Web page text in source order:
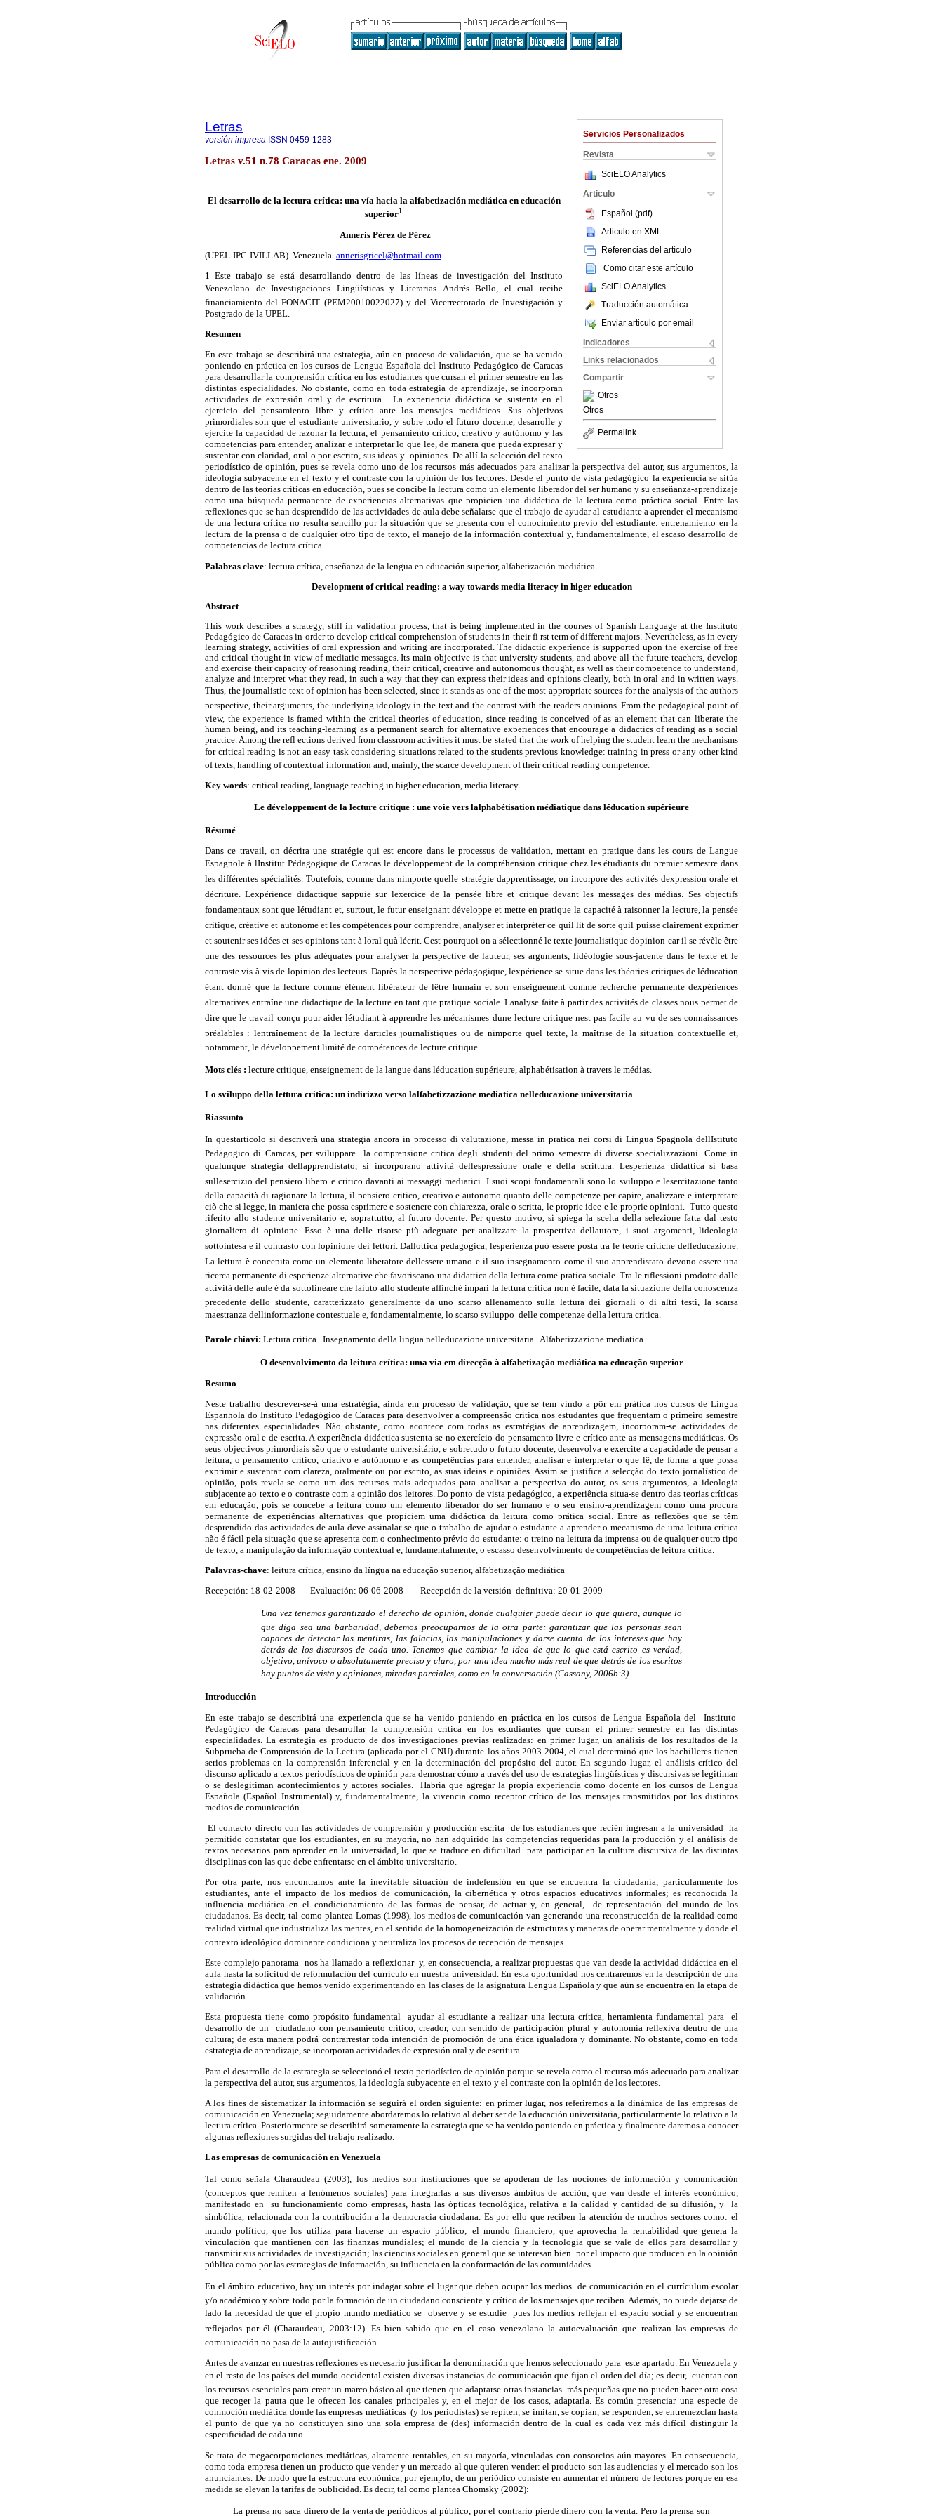
Servicios Personalizados
Revista
SciELO Analytics
Articulo
Español (pdf)
Articulo en XML
Referencias del artículo
Como citar este artículo
SciELO Analytics
Traducción automática
Enviar articulo por email
Indicadores
Links relacionados
Compartir
Otros
Otros
Permalink
Letras
versión impresa ISSN 0459-1283
Letras v.51 n.78 Caracas ene. 2009
El desarrollo de la lectura crítica: una vía hacia la alfabetización mediática en educación
superior1
Anneris Pérez de Pérez
(UPEL-IPC-IVILLAB). Venezuela. annerisgricel@hotmail.com
1 Este trabajo se está desarrollando dentro de las líneas de investigación del Instituto
Venezolano de Investigaciones Lingüísticas y Literarias Andrés Bello, el cual recibe
financiamiento del FONACIT (PEM20010022027) y del Vicerrectorado de Investigación y
Postgrado de la UPEL.
Resumen
En este trabajo se describirá una estrategia, aún en proceso de validación, que se ha venido
poniendo en práctica en los cursos de Lengua Española del Instituto Pedagógico de Caracas
para desarrollar la comprensión crítica en los estudiantes que cursan el primer semestre en las
distintas especialidades. No obstante, como en toda estrategia de aprendizaje, se incorporan
actividades de expresión oral y de escritura. La experiencia didáctica se sustenta en el
ejercicio del pensamiento libre y crítico ante los mensajes mediáticos. Sus objetivos
primordiales son que el estudiante universitario, y sobre todo el futuro docente, desarrolle y
ejercite la capacidad de razonar la lectura, el pensamiento crítico, creativo y autónomo y las
competencias para entender, analizar e interpretar lo que lee, de manera que pueda expresar y
sustentar con claridad, oral o por escrito, sus ideas y opiniones. De allí la selección del texto
periodístico de opinión, pues se revela como uno de los recursos más adecuados para analizar la perspectiva del autor, sus argumentos, la
ideología subyacente en el texto y el contraste con la opinión de los lectores. Desde el punto de vista pedagógico la experiencia se sitúa
dentro de las teorías críticas en educación, pues se concibe la lectura como un elemento liberador del ser humano y su enseñanza-aprendizaje
como una búsqueda permanente de experiencias alternativas que propicien una didáctica de la lectura como práctica social. Entre las
reflexiones que se han desprendido de las actividades de aula debe señalarse que el trabajo de ayudar al estudiante a aprender el mecanismo
de una lectura crítica no resulta sencillo por la situación que se presenta con el conocimiento previo del estudiante: entrenamiento en la
lectura de la prensa o de cualquier otro tipo de texto, el manejo de la información contextual y, fundamentalmente, el escaso desarrollo de
competencias de lectura crítica.
Palabras clave: lectura crítica, enseñanza de la lengua en educación superior, alfabetización mediática.
Development of critical reading: a way towards media literacy in higer education
Abstract
This work describes a strategy, still in validation process, that is being implemented in the courses of Spanish Language at the Instituto
Pedagógico de Caracas in order to develop critical comprehension of students in their fi rst term of different majors. Nevertheless, as in every
learning strategy, activities of oral expression and writing are incorporated. The didactic experience is supported upon the exercise of free
and critical thought in view of mediatic messages. Its main objective is that university students, and above all the future teachers, develop
and exercise their capacity of reasoning reading, their critical, creative and autonomous thought, as well as their competence to understand,
analyze and interpret what they read, in such a way that they can express their ideas and opinions clearly, both in oral and in written ways.
Thus, the journalistic text of opinion has been selected, since it stands as one of the most appropriate sources for the analysis of the authors
perspective, their arguments, the underlying ideology in the text and the contrast with the readers opinions. From the pedagogical point of
view, the experience is framed within the critical theories of education, since reading is conceived of as an element that can liberate the
human being, and its teaching-learning as a permanent search for alternative experiences that encourage a didactics of reading as a social
practice. Among the refl ections derived from classroom activities it must be stated that the work of helping the student learn the mechanisms
for critical reading is not an easy task considering situations related to the students previous knowledge: training in press or any other kind
of texts, handling of contextual information and, mainly, the scarce development of their critical reading competence.
Key words: critical reading, language teaching in higher education, media literacy.
Le développement de la lecture critique : une voie vers lalphabétisation médiatique dans léducation supérieure
Résumé
Dans ce travail, on décrira une stratégie qui est encore dans le processus de validation, mettant en pratique dans les cours de Langue
Espagnole à lInstitut Pédagogique de Caracas le développement de la compréhension critique chez les étudiants du premier semestre dans
les différentes spécialités. Toutefois, comme dans nimporte quelle stratégie dapprentissage, on incorpore des activités dexpression orale et
décriture. Lexpérience didactique sappuie sur lexercice de la pensée libre et critique devant les messages des médias. Ses objectifs
fondamentaux sont que létudiant et, surtout, le futur enseignant développe et mette en pratique la capacité à raisonner la lecture, la pensée
critique, créative et autonome et les compétences pour comprendre, analyser et interpréter ce quil lit de sorte quil puisse clairement exprimer
et soutenir ses idées et ses opinions tant à loral quà lécrit. Cest pourquoi on a sélectionné le texte journalistique dopinion car il se révèle être
une des ressources les plus adéquates pour analyser la perspective de lauteur, ses arguments, lidéologie sous-jacente dans le texte et le
contraste vis-à-vis de lopinion des lecteurs. Daprès la perspective pédagogique, lexpérience se situe dans les théories critiques de léducation
étant donné que la lecture comme élément libérateur de lêtre humain et son enseignement comme recherche permanente dexpériences
alternatives entraîne une didactique de la lecture en tant que pratique sociale. Lanalyse faite à partir des activités de classes nous permet de
dire que le travail conçu pour aider létudiant à apprendre les mécanismes dune lecture critique nest pas facile au vu de ses connaissances
préalables : lentraînement de la lecture darticles journalistiques ou de nimporte quel texte, la maîtrise de la situation contextuelle et,
notamment, le développement limité de compétences de lecture critique.
Mots clés : lecture critique, enseignement de la langue dans léducation supérieure, alphabétisation à travers le médias.
Lo sviluppo della lettura critica: un indirizzo verso lalfabetizzazione mediatica nelleducazione universitaria
Riassunto
In questarticolo si descriverà una strategia ancora in processo di valutazione, messa in pratica nei corsi di Lingua Spagnola dellIstituto
Pedagogico di Caracas, per sviluppare la comprensione critica degli studenti del primo semestre di diverse specializzazioni. Come in
qualunque strategia dellapprendistato, si incorporano attività dellespressione orale e della scrittura. Lesperienza didattica si basa
sullesercizio del pensiero libero e critico davanti ai messaggi mediatici. I suoi scopi fondamentali sono lo sviluppo e lesercitazione tanto
della capacità di ragionare la lettura, il pensiero critico, creativo e autonomo quanto delle competenze per capire, analizzare e interpretare
ciò che si legge, in maniera che possa esprimere e sostenere con chiarezza, orale o scritta, le proprie idee e le proprie opinioni. Tutto questo
riferito allo studente universitario e, soprattutto, al futuro docente. Per questo motivo, si spiega la scelta della selezione fatta dal testo
giornaliero di opinione. Esso è una delle risorse più adeguate per analizzare la prospettiva dellautore, i suoi argomenti, lideologia
sottointesa e il contrasto con lopinione dei lettori. Dallottica pedagogica, lesperienza può essere posta tra le teorie critiche delleducazione.
La lettura è concepita come un elemento liberatore dellessere umano e il suo insegnamento come il suo apprendistato devono essere una
ricerca permanente di esperienze alternative che favoriscano una didattica della lettura come pratica sociale.Tra le riflessioni prodotte dalle
attività delle aule è da sottolineare che laiuto allo studente affinché impari la lettura critica non è facile, data la situazione della conoscenza
precedente dello studente, caratterizzato generalmente da uno scarso allenamento sulla lettura dei giornali o di altri testi, la scarsa
maestranza dellinformazione contestuale e, fondamentalmente, lo scarso sviluppo delle competenze della lettura critica.
Parole chiavi: Lettura critica. Insegnamento della lingua nelleducazione universitaria. Alfabetizzazione mediatica.
O desenvolvimento da leitura crítica: uma via em direcção à alfabetização mediática na educação superior
Resumo
Neste trabalho descrever-se-á uma estratégia, ainda em processo de validação, que se tem vindo a pôr em prática nos cursos de Língua
Espanhola do Instituto Pedagógico de Caracas para desenvolver a compreensão crítica nos estudantes que frequentam o primeiro semestre
nas diferentes especialidades. Não obstante, como acontece com todas as estratégias de aprendizagem, incorporam-se actividades de
expressão oral e de escrita. A experiência didáctica sustenta-se no exercício do pensamento livre e crítico ante as mensagens mediáticas. Os
seus objectivos primordiais são que o estudante universitário, e sobretudo o futuro docente, desenvolva e exercite a capacidade de pensar a
leitura, o pensamento crítico, criativo e autónomo e as competências para entender, analisar e interpretar o que lê, de forma a que possa
exprimir e sustentar com clareza, oralmente ou por escrito, as suas ideias e opiniões. Assim se justifica a selecção do texto jornalístico de
opinião, pois revela-se como um dos recursos mais adequados para analisar a perspectiva do autor, os seus argumentos, a ideologia
subjacente ao texto e o contraste com a opinião dos leitores. Do ponto de vista pedagógico, a experiência situa-se dentro das teorias críticas
em educação, pois se concebe a leitura como um elemento liberador do ser humano e o seu ensino-aprendizagem como uma procura
permanente de experiências alternativas que propiciem uma didáctica da leitura como prática social. Entre as reflexões que se têm
desprendido das actividades de aula deve assinalar-se que o trabalho de ajudar o estudante a aprender o mecanismo de uma leitura crítica
não é fácil pela situação que se apresenta com o conhecimento prévio do estudante: o treino na leitura da imprensa ou de qualquer outro tipo
de texto, a manipulação da informação contextual e, fundamentalmente, o escasso desenvolvimento de competências de leitura crítica.
Palavras-chave: leitura crítica, ensino da língua na educação superior, alfabetização mediática
Recepción: 18-02-2008 Evaluación: 06-06-2008 Recepción de la versión definitiva: 20-01-2009
Una vez tenemos garantizado el derecho de opinión, donde cualquier puede decir lo que quiera, aunque lo
que diga sea una barbaridad, debemos preocuparnos de la otra parte: garantizar que las personas sean
capaces de detectar las mentiras, las falacias, las manipulaciones y darse cuenta de los intereses que hay
detrás de los discursos de cada uno. Tenemos que cambiar la idea de que lo que está escrito es verdad,
objetivo, unívoco o absolutamente preciso y claro, por una idea mucho más real de que detrás de los escritos
hay puntos de vista y opiniones, miradas parciales, como en la conversación (Cassany, 2006b:3)
Introducción
En este trabajo se describirá una experiencia que se ha venido poniendo en práctica en los cursos de Lengua Española del Instituto
Pedagógico de Caracas para desarrollar la comprensión crítica en los estudiantes que cursan el primer semestre en las distintas
especialidades. La estrategia es producto de dos investigaciones previas realizadas: en primer lugar, un análisis de los resultados de la
Subprueba de Comprensión de la Lectura (aplicada por el CNU) durante los años 2003-2004, el cual determinó que los bachilleres tienen
serios problemas en la comprensión inferencial y en la determinación del propósito del autor. En segundo lugar, el análisis crítico del
discurso aplicado a textos periodísticos de opinión para demostrar cómo a través del uso de estrategias lingüísticas y discursivas se legitiman
o se deslegitiman acontecimientos y actores sociales. Habría que agregar la propia experiencia como docente en los cursos de Lengua
Española (Español Instrumental) y, fundamentalmente, la vivencia como receptor crítico de los mensajes transmitidos por los distintos
medios de comunicación.
El contacto directo con las actividades de comprensión y producción escrita de los estudiantes que recién ingresan a la universidad ha
permitido constatar que los estudiantes, en su mayoría, no han adquirido las competencias requeridas para la producción y el análisis de
textos necesarios para aprender en la universidad, lo que se traduce en dificultad para participar en la cultura discursiva de las distintas
disciplinas con las que debe enfrentarse en el ámbito universitario.
Por otra parte, nos encontramos ante la inevitable situación de indefensión en que se encuentra la ciudadanía, particularmente los
estudiantes, ante el impacto de los medios de comunicación, la cibernética y otros espacios educativos informales; es reconocida la
influencia mediática en el condicionamiento de las formas de pensar, de actuar y, en general, de representación del mundo de los
ciudadanos. Es decir, tal como plantea Lomas (1998), los medios de comunicación van generando una reconstrucción de la realidad como
realidad virtual que industrializa las mentes, en el sentido de la homogeneización de estructuras y maneras de operar mentalmente y donde el
contexto ideológico dominante condiciona y neutraliza los procesos de recepción de mensajes.
Este complejo panorama nos ha llamado a reflexionar y, en consecuencia, a realizar propuestas que van desde la actividad didáctica en el
aula hasta la solicitud de reformulación del currículo en nuestra universidad. En esta oportunidad nos centraremos en la descripción de una
estrategia didáctica que hemos venido experimentando en las clases de la asignatura Lengua Española y que aún se encuentra en la etapa de
validación.
Esta propuesta tiene como propósito fundamental ayudar al estudiante a realizar una lectura crítica, herramienta fundamental para el
desarrollo de un ciudadano con pensamiento crítico, creador, con sentido de participación plural y autonomía reflexiva dentro de una
cultura; de esta manera podrá contrarrestar toda intención de promoción de una ética igualadora y dominante. No obstante, como en toda
estrategia de aprendizaje, se incorporan actividades de expresión oral y de escritura.
Para el desarrollo de la estrategia se seleccionó el texto periodístico de opinión porque se revela como el recurso más adecuado para analizar
la perspectiva del autor, sus argumentos, la ideología subyacente en el texto y el contraste con la opinión de los lectores.
A los fines de sistematizar la información se seguirá el orden siguiente: en primer lugar, nos referiremos a la dinámica de las empresas de
comunicación en Venezuela; seguidamente abordaremos lo relativo al deber ser de la educación universitaria, particularmente lo relativo a la
lectura crítica. Posteriormente se describirá someramente la estrategia que se ha venido poniendo en práctica y finalmente daremos a conocer
algunas reflexiones surgidas del trabajo realizado.
Las empresas de comunicación en Venezuela
Tal como señala Charaudeau (2003), los medios son instituciones que se apoderan de las nociones de información y comunicación
(conceptos que remiten a fenómenos sociales) para integrarlas a sus diversos ámbitos de acción, que van desde el interés económico,
manifestado en su funcionamiento como empresas, hasta las ópticas tecnológica, relativa a la calidad y cantidad de su difusión, y la
simbólica, relacionada con la contribución a la democracia ciudadana. Es por ello que reciben la atención de muchos sectores como: el
mundo político, que los utiliza para hacerse un espacio público; el mundo financiero, que aprovecha la rentabilidad que genera la
vinculación que mantienen con las finanzas mundiales; el mundo de la ciencia y la tecnología que se vale de ellos para desarrollar y
transmitir sus actividades de investigación; las ciencias sociales en general que se interesan bien por el impacto que producen en la opinión
pública como por las estrategias de información, su influencia en la conformación de las comunidades.
En el ámbito educativo, hay un interés por indagar sobre el lugar que deben ocupar los medios de comunicación en el currículum escolar
y/o académico y sobre todo por la formación de un ciudadano consciente y crítico de los mensajes que reciben. Además, no puede dejarse de
lado la necesidad de que el propio mundo mediático se observe y se estudie pues los medios reflejan el espacio social y se encuentran
reflejados por él (Charaudeau, 2003:12). Es bien sabido que en el caso venezolano la autoevaluación que realizan las empresas de
comunicación no pasa de la autojustificación.
Antes de avanzar en nuestras reflexiones es necesario justificar la denominación que hemos seleccionado para este apartado. En Venezuela y
en el resto de los países del mundo occidental existen diversas instancias de comunicación que fijan el orden del día; es decir, cuentan con
los recursos esenciales para crear un marco básico al que tienen que adaptarse otras instancias más pequeñas que no pueden hacer otra cosa
que recoger la pauta que le ofrecen los canales principales y, en el mejor de los casos, adaptarla. Es común presenciar una especie de
conmoción mediática donde las empresas mediáticas (y los periodistas) se repiten, se imitan, se copian, se responden, se entremezclan hasta
el punto de que ya no constituyen sino una sola empresa de (des) información dentro de la cual es cada vez más difícil distinguir la
especificidad de cada uno.
Se trata de megacorporaciones mediáticas, altamente rentables, en su mayoría, vinculadas con consorcios aún mayores. En consecuencia,
como toda empresa tienen un producto que vender y un mercado al que quieren vender: el producto son las audiencias y el mercado son los
anunciantes. De modo que la estructura económica, por ejemplo, de un periódico consiste en aumentar el número de lectores porque en esa
medida se elevan la tarifas de publicidad. Es decir, tal como plantea Chomsky (2002):
La prensa no saca dinero de la venta de periódicos al público, por el contrario pierde dinero con la venta. Pero la prensa son